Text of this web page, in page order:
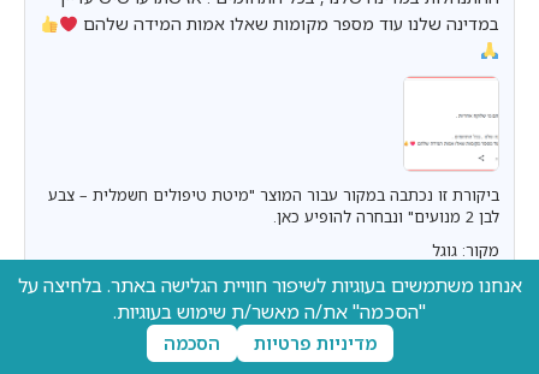
במדינה שלנו עוד מספר מקומות שאלו אמות המידה שלהם
ביקורת זו נכתבה במקור עבור המוצר "מיטת טיפולים חשמלית – צבע
לבן 2 מנועים" ונבחרה להופיע כאן.
מקור: גוגל
הצג עוד ביקורות
אנחנו משתמשים בעוגיות לשיפור חוויית הגלישה באתר. בלחיצה על
"הסכמה" את/ה מאשר/ת שימוש בעוגיות.
מדיניות פרטיות הסכמה